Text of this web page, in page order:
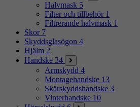
Halvmask 5
Filter och tillbehör 1
Filtrerande halvmask 1
Skor 7
Skyddsglasögon 4
Hjälm 2
Handske 34
Armskydd 4
Montagehandske 13
Skärskyddshandske 3
Vinterhandske 10